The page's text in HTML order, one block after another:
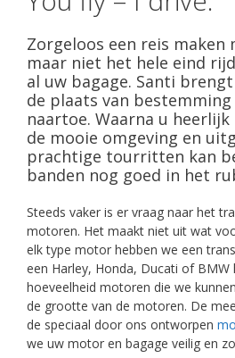
Zorgeloos een reis
maar niet het hele eind
al uw bagage. Santi
de plaats van
naartoe. Waarna u
de mooie omgeving en
prachtige tourritten kan
banden nog goed in het
Steeds vaker is er vraag naar het
motoren. Het maakt niet uit wat
elk type motor hebben we een
een Harley, Honda, Ducati of BMW
hoeveelheid motoren die we
de grootte van de motoren. De
de speciaal door ons ontworpen
we uw motor en bagage veilig en